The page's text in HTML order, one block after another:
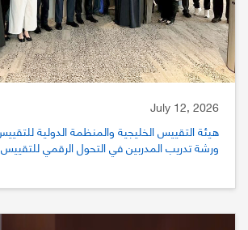
July 12, 2026
ورشة تدريب المدربين في التحول الرقمي للتقييس